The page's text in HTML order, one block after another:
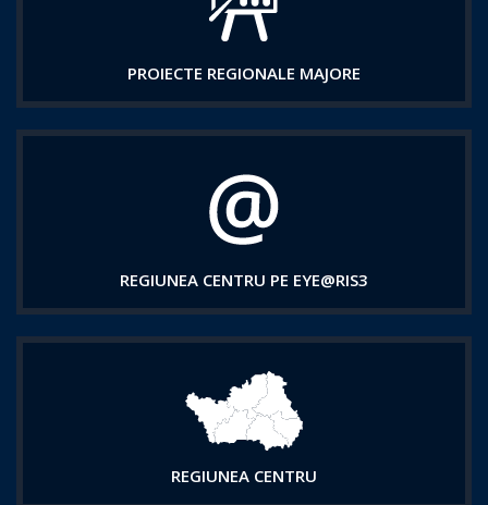
PROIECTE REGIONALE MAJORE
REGIUNEA CENTRU PE EYE@RIS3
REGIUNEA CENTRU